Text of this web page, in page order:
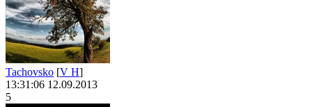
Tachovsko [V H]
13:31:06 12.09.2013
5